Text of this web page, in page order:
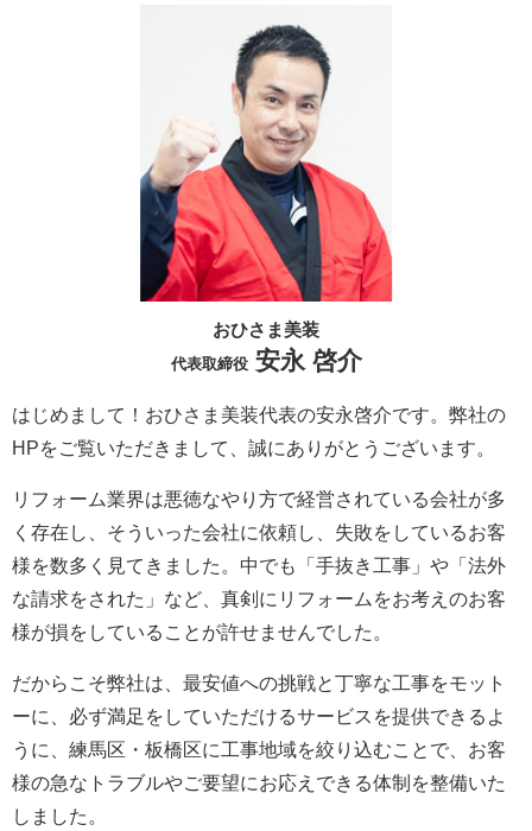
おひさま美装
代表取締役安永 啓介
はじめまして！おひさま美装代表の安永啓介です。弊社の
HPをご覧いただきまして、誠にありがとうございます。
リフォーム業界は悪徳なやり方で経営されている会社が多
く存在し、そういった会社に依頼し、失敗をしているお客
様を数多く見てきました。中でも「手抜き工事」や「法外
な請求をされた」など、真剣にリフォームをお考えのお客
様が損をしていることが許せませんでした。
だからこそ弊社は、最安値への挑戦と丁寧な工事をモット
ーに、必ず満足をしていただけるサービスを提供できるよ
うに、練馬区・板橋区に工事地域を絞り込むことで、お客
様の急なトラブルやご要望にお応えできる体制を整備いた
しました。